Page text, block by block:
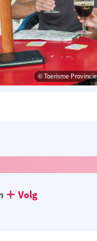
© Toerisme
Volg